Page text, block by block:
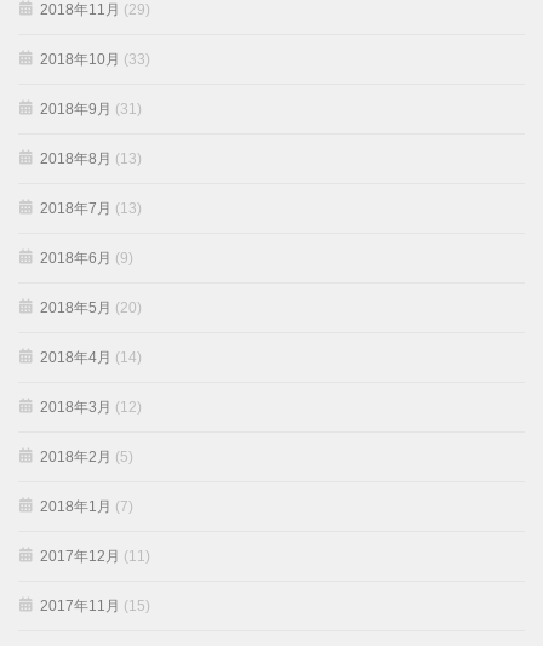
2018年11月 (29)
2018年10月 (33)
2018年9月 (31)
2018年8月 (13)
2018年7月 (13)
2018年6月 (9)
2018年5月 (20)
2018年4月 (14)
2018年3月 (12)
2018年2月 (5)
2018年1月 (7)
2017年12月 (11)
2017年11月 (15)